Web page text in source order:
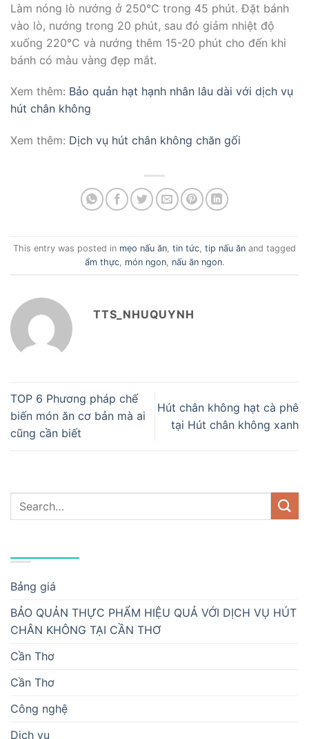
Làm nóng lò nướng ở 250°C trong 45 phút. Đặt bánh
vào lò, nướng trong 20 phút, sau đó giảm nhiệt độ
xuống 220°C và nướng thêm 15-20 phút cho đến khi
bánh có màu vàng đẹp mắt.
Xem thêm: Bảo quản hạt hạnh nhân lâu dài với dịch vụ
hút chân không
Xem thêm: Dịch vụ hút chân không chăn gối
This entry was posted in mẹo nấu ăn tin tức tip nấu ăn and tagged
ẩm thực, món ngon, nấu ăn ngon.
TTS_NHUQUYNH
TOP 6 Phương pháp chế
biến món ăn cơ bản mà ai
cũng cần biết
Hút chân không hạt cà phê
tại Hút chân không xanh
Bảng giá
BẢO QUẢN THỰC PHẨM HIỆU QUẢ VỚI DỊCH VỤ HÚT
CHÂN KHÔNG TẠI CẦN THƠ
Cần Thơ
Cần Thơ
Công nghệ
Dịch vụ